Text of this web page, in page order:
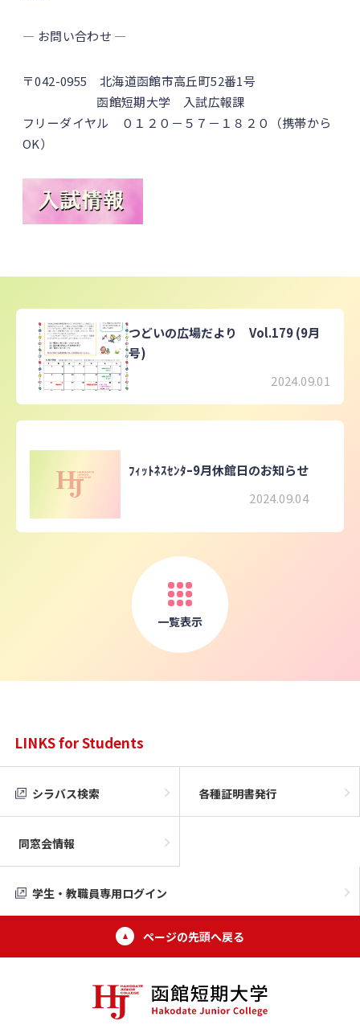
― お問い合わせ ―
〒042-0955 北海道函館市高丘町52番1号
函館短期大学 入試広報課
フリーダイヤル ０１２０－５７－１８２０（携帯から
OK）
つどいの広場だより Vol.179 (9月
号)
2024.09.01
ﾌｨｯﾄﾈｽｾﾝﾀｰ9月休館日のお知らせ
2024.09.04
一覧表示
LINKS for Students
シラバス検索 各種証明書発行
同窓会情報
学生・教職員専用ログイン
ページの先頭へ戻る